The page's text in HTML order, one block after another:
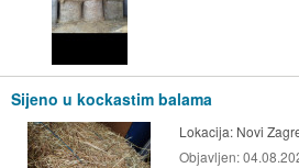
Sijeno u kockastim balama
Lokacija: Novi
Objavljen: